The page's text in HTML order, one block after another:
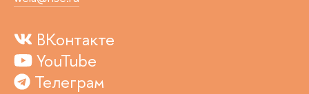
ВКонтакте
YouTube
Телеграм